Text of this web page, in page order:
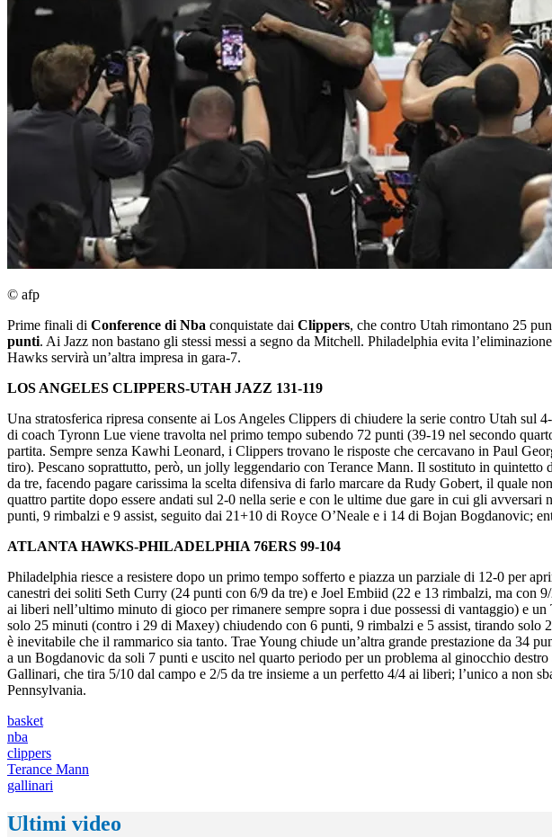
© afp
Prime finali di Conference di Nba conquistate dai Clippers, che contro Utah rimontano 25
punti. Ai Jazz non bastano gli stessi messi a segno da Mitchell. Philadelphia evita
Hawks servirà un’altra impresa in gara-7.
LOS ANGELES CLIPPERS-UTAH JAZZ 131-119
Una stratosferica ripresa consente ai Los Angeles Clippers di chiudere la serie contro Utah
di coach Tyronn Lue viene travolta nel primo tempo subendo 72 punti (39-19 nel secondo
partita. Sempre senza Kawhi Leonard, i Clippers trovano le risposte che cercavano in Paul
tiro). Pescano soprattutto, però, un jolly leggendario con Terance Mann. Il sostituto in
da tre, facendo pagare carissima la scelta difensiva di farlo marcare da Rudy Gobert, il quale
quattro partite dopo essere andati sul 2-0 nella serie e con le ultime due gare in cui gli
punti, 9 rimbalzi e 9 assist, seguito dai 21+10 di Royce O’Neale e i 14 di Bojan Bogdanovic;
ATLANTA HAWKS-PHILADELPHIA 76ERS 99-104
Philadelphia riesce a resistere dopo un primo tempo sofferto e piazza un parziale di 12-0 per
canestri dei soliti Seth Curry (24 punti con 6/9 da tre) e Joel Embiid (22 e 13 rimbalzi, ma con
ai liberi nell’ultimo minuto di gioco per rimanere sempre sopra i due possessi di vantaggio) e
solo 25 minuti (contro i 29 di Maxey) chiudendo con 6 punti, 9 rimbalzi e 5 assist, tirando
è inevitabile che il rammarico sia tanto. Trae Young chiude un’altra grande prestazione da 34
a un Bogdanovic da soli 7 punti e uscito nel quarto periodo per un problema al ginocchio
Gallinari, che tira 5/10 dal campo e 2/5 da tre insieme a un perfetto 4/4 ai liberi; l’unico a non
Pennsylvania.
basket
nba
clippers
Terance Mann
gallinari
Ultimi video